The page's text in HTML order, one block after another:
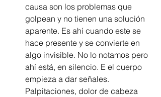
causa son los problemas que
golpean y no tienen una solución
aparente. Es ahí cuando este se
hace presente y se convierte en
algo invisible. No lo notamos pero
ahí está, en silencio. E el cuerpo
empieza a dar señales.
Palpitaciones, dolor de cabeza